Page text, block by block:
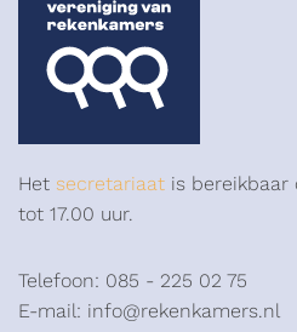
Het secretariaat is bereikbaar
tot 17.00 uur.
Telefoon: 085 - 225 02 75
E-mail: info@rekenkamers.nl